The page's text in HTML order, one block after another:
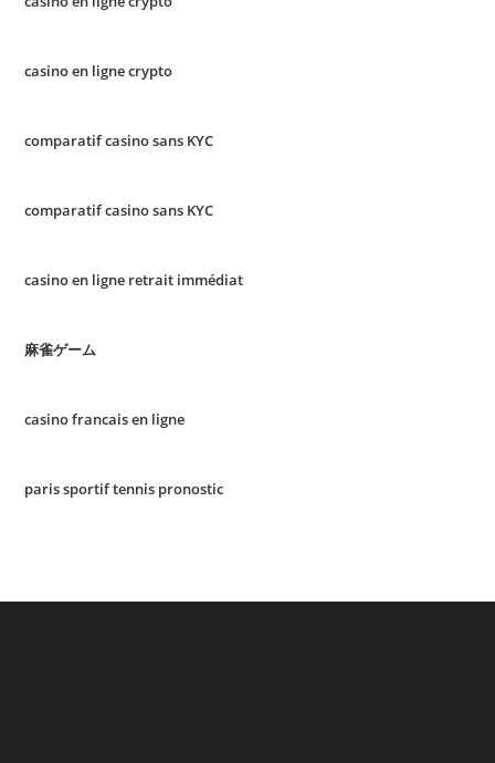
casino en ligne crypto
comparatif casino sans KYC
comparatif casino sans KYC
casino en ligne retrait immédiat
麻雀ゲーム
casino francais en ligne
paris sportif tennis pronostic